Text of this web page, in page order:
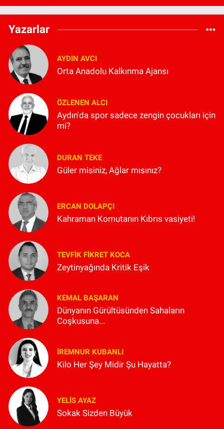
Yazarlar
AYDIN AVCI
Orta Anadolu Kalkınma Ajansı
ÖZLENEN ALCI
Aydın'da spor sadece zengin çocukları için
mi?
DURAN TEKE
Güler misiniz, Ağlar mısınız?
ERCAN DOLAPÇI
Kahraman Komutanın Kıbrıs vasiyeti!
TEVFIK FIKRET KOCA
Zeytinyağında Kritik Eşik
KEMAL BAŞARAN
Dünyanın Gürültüsünden Sahaların
Coşkusuna...
İREMNUR KUBANLI
Kilo Her Şey Midir Şu Hayatta?
YELIS AYAZ
Sokak Sizden Büyük